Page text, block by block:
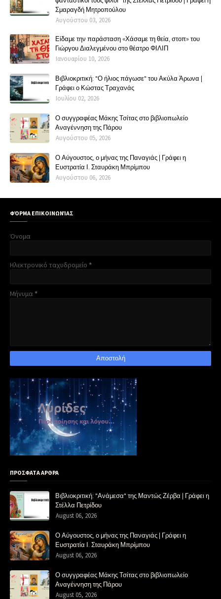
Σμαραγδή Μητροπούλου
Αυγούστου 03, 2026
Είδαμε την παράσταση «Χάσαμε τη θεία, στοπ» του
Γιώργου Διαλεγμένου στο θέατρο ΦΙΛΙΠ
Ιανουαρίου 10, 2026
Βιβλιοκριτική: "Ο ήλιος πάγωσε" του Ακύλα Άρωνα |
Γράφει ο Κώστας Τραχανάς
Ιουλίου 02, 2026
Ο συγγραφέας Μάκης Τσίτας στο βιβλιοπωλείο
Αναγέννηση της Πάρου
Αυγούστου 05, 2026
Ο Αύγουστος, ο μήνας της Παναγιάς | Γράφει η
Ευστρατία Ι. Σταυράκη Μπρίμπου
Αυγούστου 06, 2026
ΦΌΡΜΑ ΕΠΙΚΟΙΝΩΝΊΑΣ
Όνομα
Ηλεκτρονικό ταχυδρομείο *
Μήνυμα *
ΠΡΟΣΦΑΤΑ ΑΡΘΡΑ
Βιβλιοκριτική: "Ανάμεσα" της Μαντώς Ζέρβα | Γράφει η
Στέλλα Πετρίδου
August 06, 2026
Ο Αύγουστος, ο μήνας της Παναγιάς | Γράφει η
Ευστρατία Ι. Σταυράκη Μπρίμπου
August 06, 2026
Ο συγγραφέας Μάκης Τσίτας στο βιβλιοπωλείο
Αναγέννηση της Πάρου
August 05, 2026